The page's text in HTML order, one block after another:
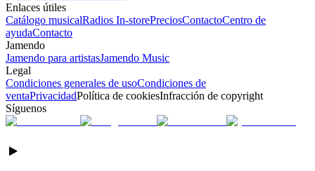
Enlaces útiles
Catálogo musicalRadios In-storePreciosContactoCentro de
ayudaContacto
Jamendo
Jamendo para artistasJamendo Music
Legal
Condiciones generales de usoCondiciones de
ventaPrivacidadPolítica de cookiesInfracción de copyright
Síguenos